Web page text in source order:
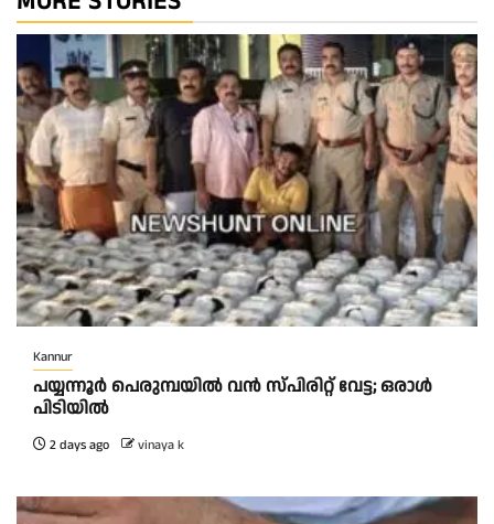
Kannur
പയ്യന്നൂർ പെരുമ്പയിൽ വൻ സ്‌പിരിറ്റ് വേട്ട; ഒരാൾ
പിടിയിൽ
2 days ago vinaya k